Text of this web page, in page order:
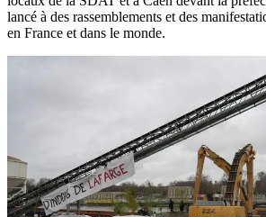
lancé à des rassemblements et des
en France et dans le monde.